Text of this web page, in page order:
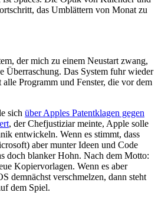
das Umblättern von Monat zu
der mich zu einem Neustart zwang,
Überraschung. Das System fuhr wieder
Programm und Fenster, die vor dem
sich über Apples Patentklagen gegen
, der Chefjustiziar meinte, Apple solle
entwickeln. Wenn es stimmt, dass
aber munter Ideen und Code
doch blanker Hohn. Nach dem Motto:
Kopiervorlagen. Wenn es aber
demnächst verschmelzen, dann steht
dem Spiel.